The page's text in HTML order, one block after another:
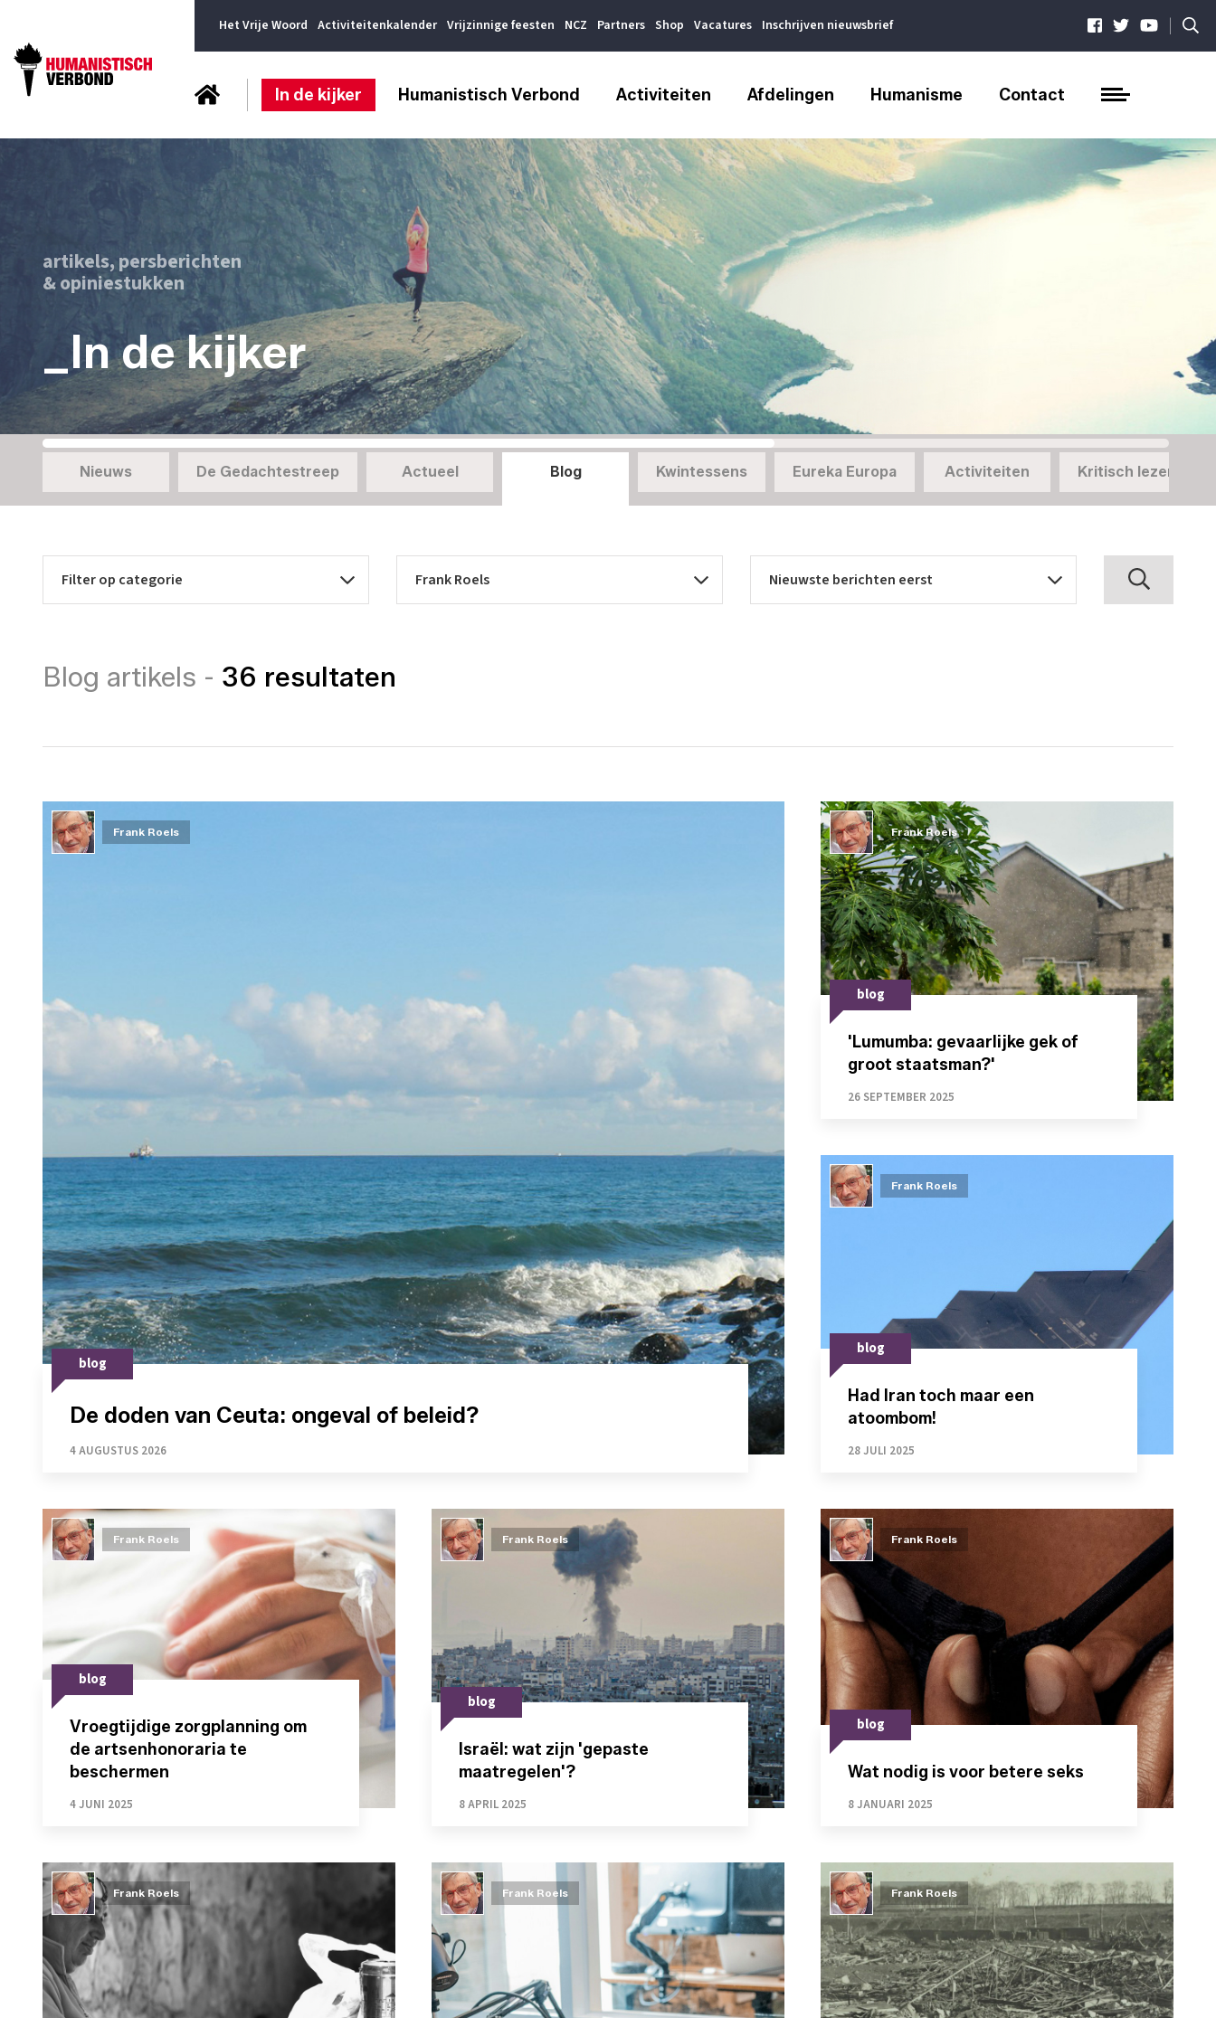
Het Vrije Woord Activiteitenkalender Vrijzinnige feesten NCZ Partners Shop Vacatures Inschrijven nieuwsbrief |
In de kijker Humanistisch Verbond Activiteiten Afdelingen Humanisme Contact
artikels, persberichten
& opiniestukken
_In de kijker
Nieuws De Gedachtestreep Actueel Blog Kwintessens Eureka Europa Activiteiten Kritisch lezen
Blog artikels - 36 resultaten
blog
De doden van Ceuta: ongeval of beleid?
4 AUGUSTUS 2026
Frank Roels
blog
'Lumumba: gevaarlijke gek of
groot staatsman?'
26 SEPTEMBER 2025
Frank Roels
blog
Had Iran toch maar een
atoombom!
28 JULI 2025
Frank Roels
blog
Vroegtijdige zorgplanning om
de artsenhonoraria te
beschermen
4 JUNI 2025
Frank Roels
blog
Israël: wat zijn 'gepaste
maatregelen'?
8 APRIL 2025
Frank Roels
blog
Wat nodig is voor betere seks
8 JANUARI 2025
Frank Roels
Frank Roels Frank Roels Frank Roels